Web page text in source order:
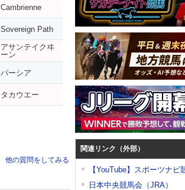
Cambrienne
Sovereign Path
アサンテイクヰ
ーン
パーシア
タカウエー
他の質問をしてみる
関連リンク（外部）
【YouTube】スポーツナビ
日本中央競馬会（JRA）